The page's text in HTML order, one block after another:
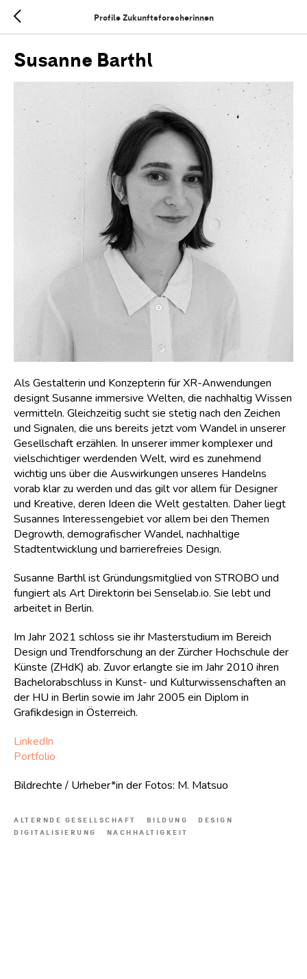
Profile Zukunftsforscherinnen
Susanne Barthl
Als Gestalterin und Konzepterin für XR-Anwendungen
designt Susanne immersive Welten, die nachhaltig Wissen
vermitteln. Gleichzeitig sucht sie stetig nach den Zeichen
und Signalen, die uns bereits jetzt vom Wandel in unserer
Gesellschaft erzählen. In unserer immer komplexer und
vielschichtiger werdenden Welt, wird es zunehmend
wichtig uns über die Auswirkungen unseres Handelns
vorab klar zu werden und das gilt vor allem für Designer
und Kreative, deren Ideen die Welt gestalten. Daher liegt
Susannes Interessengebiet vor allem bei den Themen
Degrowth, demografischer Wandel, nachhaltige
Stadtentwicklung und barrierefreies Design.
Susanne Barthl ist Gründungsmitglied von STROBO und
fungiert als Art Direktorin bei Senselab.io. Sie lebt und
arbeitet in Berlin.
Im Jahr 2021 schloss sie ihr Masterstudium im Bereich
Design und Trendforschung an der Zürcher Hochschule der
Künste (ZHdK) ab. Zuvor erlangte sie im Jahr 2010 ihren
Bachelorabschluss in Kunst- und Kulturwissenschaften an
der HU in Berlin sowie im Jahr 2005 ein Diplom in
Grafikdesign in Österreich.
LinkedIn
Portfolio
Bildrechte / Urheber*in der Fotos: M. Matsuo
ALTERNDE GESELLSCHAFT BILDUNG
DESIGN
DIGITALISIERUNG
NACHHALTIGKEIT